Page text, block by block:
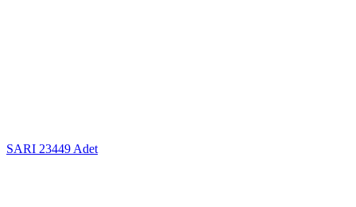
SARI 23449 Adet